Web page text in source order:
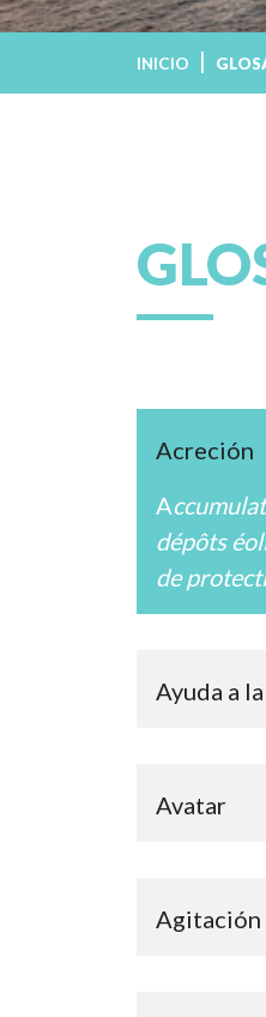
INICIO
Acreción
A
dépôts
de
Ayuda a
Avatar